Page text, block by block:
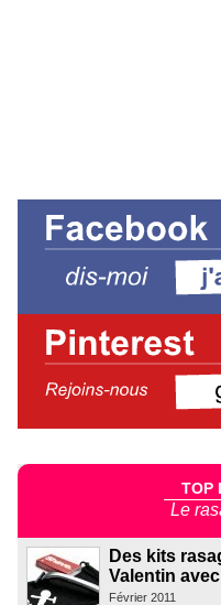
TOP
Le
Des kits
Valentin
Février 2011